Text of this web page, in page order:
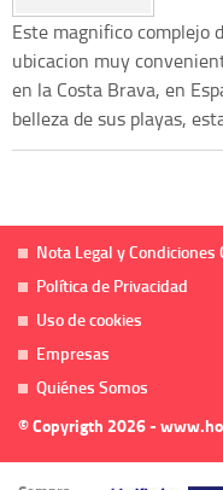
Este magnifico complejo
ubicacion muy
en la Costa Brava, en
belleza de sus playas,
Nota Legal y Condiciones
Política de Privacidad
Uso de cookies
Empresas
Quiénes Somos
© Copyrigth 2026 -